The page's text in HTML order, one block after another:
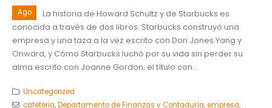
Ago
La historia de Howard Schultz y de Starbucks es
conocida a través de dos libros: Starbucks construyó una
empresa y una taza a la vez escrito con Dori Jones Yang y
Onward, y Cómo Starbucks luchó por su vida sin perder su
alma escrito con Joanne Gordon; el título con...
Uncategorized
cafeteria,Departamento de Finanzas y Contaduría,empresa,